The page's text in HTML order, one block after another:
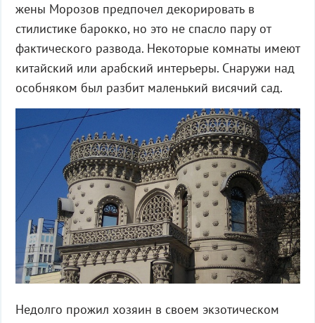
жены Морозов предпочел декорировать в
стилистике барокко, но это не спасло пару от
фактического развода. Некоторые комнаты имеют
китайский или арабский интерьеры. Снаружи над
особняком был разбит маленький висячий сад.
Недолго прожил хозяин в своем экзотическом